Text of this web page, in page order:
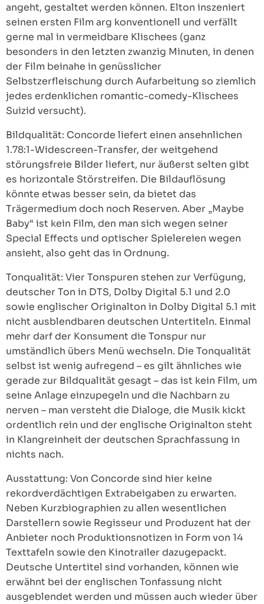
angeht, gestaltet werden können. Elton inszeniert
seinen ersten Film arg konventionell und verfällt
gerne mal in vermeidbare Klischees (ganz
besonders in den letzten zwanzig Minuten, in denen
der Film beinahe in genüsslicher
Selbstzerfleischung durch Aufarbeitung so ziemlich
jedes erdenklichen romantic-comedy-Klischees
Suizid versucht).
Bildqualität: Concorde liefert einen ansehnlichen
1.78:1-Widescreen-Transfer, der weitgehend
störungsfreie Bilder liefert, nur äußerst selten gibt
es horizontale Störstreifen. Die Bildauflösung
könnte etwas besser sein, da bietet das
Trägermedium doch noch Reserven. Aber „Maybe
Baby“ ist kein Film, den man sich wegen seiner
Special Effects und optischer Spielereien wegen
ansieht, also geht das in Ordnung.
Tonqualität: Vier Tonspuren stehen zur Verfügung,
deutscher Ton in DTS, Dolby Digital 5.1 und 2.0
sowie englischer Originalton in Dolby Digital 5.1 mit
nicht ausblendbaren deutschen Untertiteln. Einmal
mehr darf der Konsument die Tonspur nur
umständlich übers Menü wechseln. Die Tonqualität
selbst ist wenig aufregend – es gilt ähnliches wie
gerade zur Bildqualität gesagt – das ist kein Film, um
seine Anlage einzupegeln und die Nachbarn zu
nerven – man versteht die Dialoge, die Musik kickt
ordentlich rein und der englische Originalton steht
in Klangreinheit der deutschen Sprachfassung in
nichts nach.
Ausstattung: Von Concorde sind hier keine
rekordverdächtigen Extrabeigaben zu erwarten.
Neben Kurzbiographien zu allen wesentlichen
Darstellern sowie Regisseur und Produzent hat der
Anbieter noch Produktionsnotizen in Form von 14
Texttafeln sowie den Kinotrailer dazugepackt.
Deutsche Untertitel sind vorhanden, können wie
erwähnt bei der englischen Tonfassung nicht
ausgeblendet werden und müssen auch wieder über